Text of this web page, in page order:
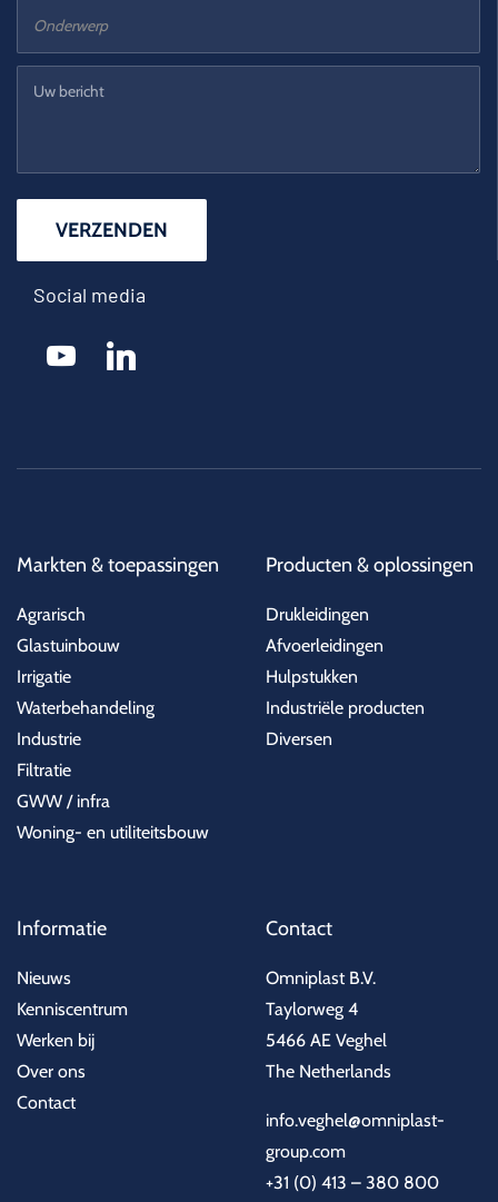
Social media
youtube linkedin
Markten & toepassingen
Agrarisch
Glastuinbouw
Irrigatie
Waterbehandeling
Industrie
Filtratie
GWW / infra
Woning- en utiliteitsbouw
Producten & oplossingen
Drukleidingen
Afvoerleidingen
Hulpstukken
Industriële producten
Diversen
Informatie
Nieuws
Kenniscentrum
Werken bij
Over ons
Contact
Contact
Omniplast B.V.
Taylorweg 4
5466 AE Veghel
The Netherlands
info.veghel@omniplast-
group.com
+31 (0) 413 – 380 800